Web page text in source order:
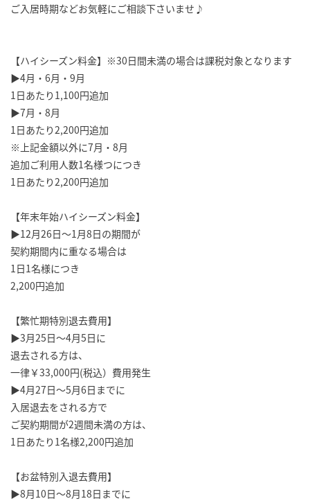
ご入居時期などお気軽にご相談下さいませ♪
【ハイシーズン料金】※30日間未満の場合は課税対象となります
▶4月・6月・9月
1日あたり1,100円追加
▶7月・8月
1日あたり2,200円追加
※上記金額以外に7月・8月
追加ご利用人数1名様つにつき
1日あたり2,200円追加
【年末年始ハイシーズン料金】
▶12月26日～1月8日の期間が
契約期間内に重なる場合は
1日1名様につき
2,200円追加
【繁忙期特別退去費用】
▶3月25日～4月5日に
退去される方は、
一律￥33,000円(税込）費用発生
▶4月27日～5月6日までに
入居退去をされる方で
ご契約期間が2週間未満の方は、
1日あたり1名様2,200円追加
【お盆特別入退去費用】
▶8月10日～8月18日までに